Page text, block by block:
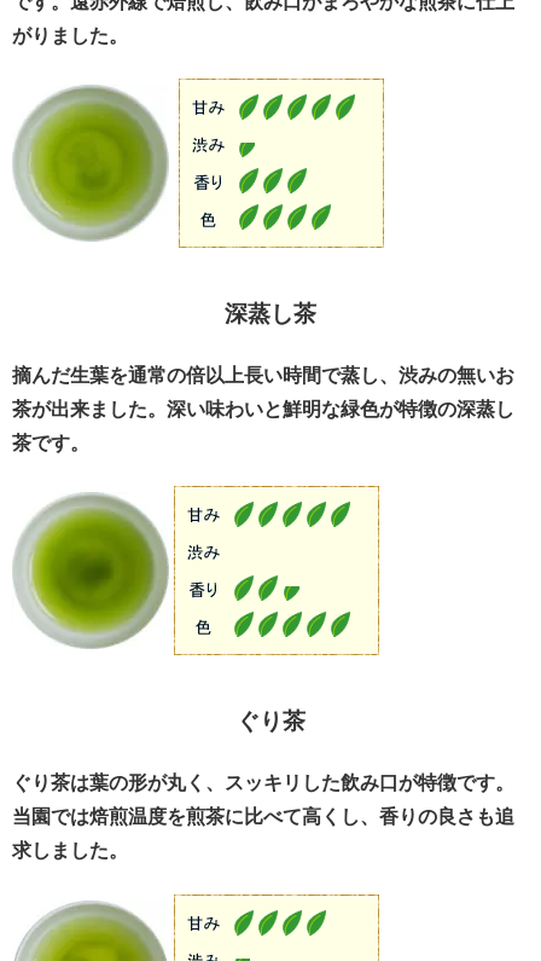
がりました。
深蒸し茶
摘んだ生葉を通常の倍以上長い時間で蒸し、渋みの無いお
茶が出来ました。深い味わいと鮮明な緑色が特徴の深蒸し
茶です。
ぐり茶
ぐり茶は葉の形が丸く、スッキリした飲み口が特徴です。
当園では焙煎温度を煎茶に比べて高くし、香りの良さも追
求しました。